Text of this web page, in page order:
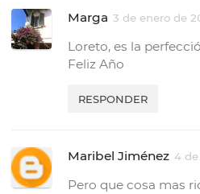
Marga 3 de enero de
Loreto, es la
Feliz Año
RESPONDER
Maribel Jiménez 4 de
Pero que cosa mas